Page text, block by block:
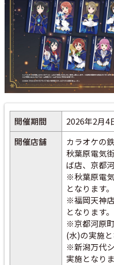
開催期間
2026年2月4
開催店舗
カラオケの
秋葉原電気
ば店、京都
※秋葉原電
となります。
※福岡天神
となります。
※京都河原
(水)の実施と
※新潟万代
実施となりま